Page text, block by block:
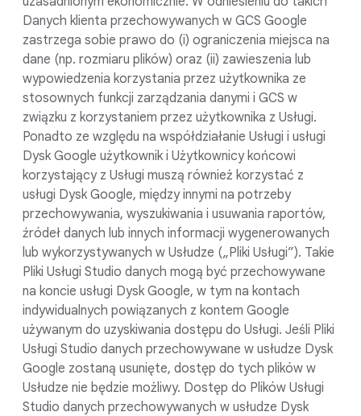
Danych klienta przechowywanych w GCS Google
zastrzega sobie prawo do (i) ograniczenia miejsca na
dane (np. rozmiaru plików) oraz (ii) zawieszenia lub
wypowiedzenia korzystania przez użytkownika ze
stosownych funkcji zarządzania danymi i GCS w
związku z korzystaniem przez użytkownika z Usługi.
Ponadto ze względu na współdziałanie Usługi i usługi
Dysk Google użytkownik i Użytkownicy końcowi
korzystający z Usługi muszą również korzystać z
usługi Dysk Google, między innymi na potrzeby
przechowywania, wyszukiwania i usuwania raportów,
źródeł danych lub innych informacji wygenerowanych
lub wykorzystywanych w Usłudze („Pliki Usługi”). Takie
Pliki Usługi Studio danych mogą być przechowywane
na koncie usługi Dysk Google, w tym na kontach
indywidualnych powiązanych z kontem Google
używanym do uzyskiwania dostępu do Usługi. Jeśli Pliki
Usługi Studio danych przechowywane w usłudze Dysk
Google zostaną usunięte, dostęp do tych plików w
Usłudze nie będzie możliwy. Dostęp do Plików Usługi
Studio danych przechowywanych w usłudze Dysk